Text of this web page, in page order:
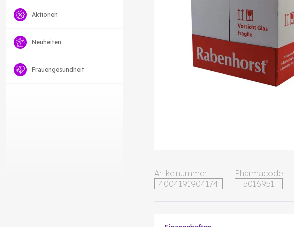
Aktionen
Neuheiten
Frauengesundheit
Artikelnummer
4004191904174
Pharmacode
5016951